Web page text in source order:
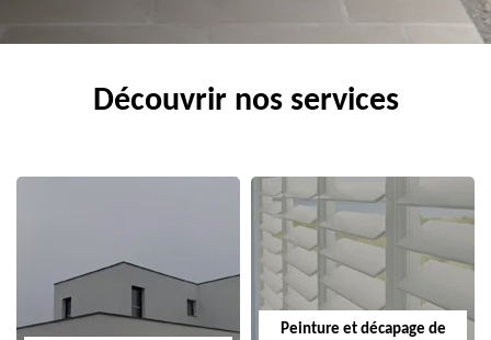
Découvrir nos services
Peinture et décapage de